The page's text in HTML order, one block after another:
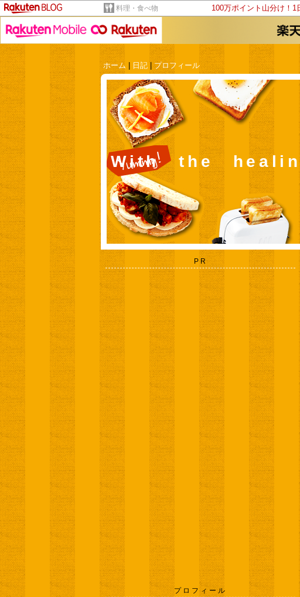
料理・食べ物 100万ポイント山分け！
ホーム
日記 |プロフィール
With the healing
PR
プロフィール